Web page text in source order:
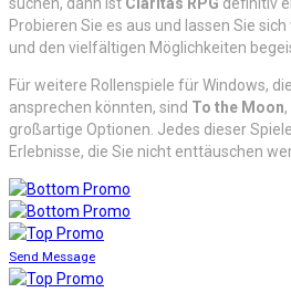
Probieren Sie es aus und lassen Sie
und den vielfältigen Möglichkeiten
Für weitere Rollenspiele für Windows,
ansprechen könnten, sind To the Moon,
großartige Optionen. Jedes dieser
Erlebnisse, die Sie nicht enttäuschen
Send Message